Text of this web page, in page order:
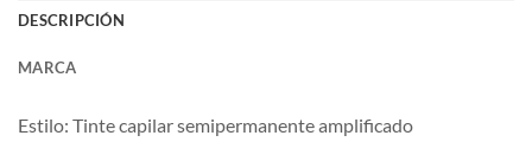
DESCRIPCIÓN
MARCA
Estilo: Tinte capilar semipermanente amplificado